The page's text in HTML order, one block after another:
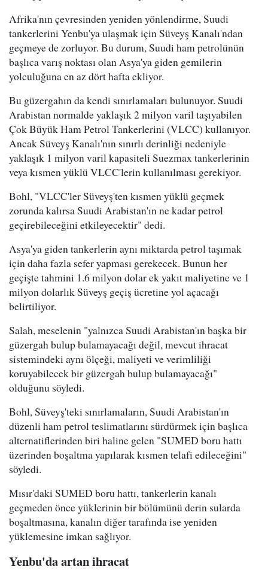
Afrika'nın çevresinden yeniden yönlendirme, Suudi
tankerlerini Yenbu'ya ulaşmak için Süveyş Kanalı'ndan
geçmeye de zorluyor. Bu durum, Suudi ham petrolünün
başlıca varış noktası olan Asya'ya giden gemilerin
yolculuğuna en az dört hafta ekliyor.
Bu güzergahın da kendi sınırlamaları bulunuyor. Suudi
Arabistan normalde yaklaşık 2 milyon varil taşıyabilen
Çok Büyük Ham Petrol Tankerlerini (VLCC) kullanıyor.
Ancak Süveyş Kanalı'nın sınırlı derinliği nedeniyle
yaklaşık 1 milyon varil kapasiteli Suezmax tankerlerinin
veya kısmen yüklü VLCC'lerin kullanılması gerekiyor.
Bohl, "VLCC'ler Süveyş'ten kısmen yüklü geçmek
zorunda kalırsa Suudi Arabistan'ın ne kadar petrol
geçirebileceğini etkileyecektir" dedi.
Asya'ya giden tankerlerin aynı miktarda petrol taşımak
için daha fazla sefer yapması gerekecek. Bunun her
geçişte tahmini 1.6 milyon dolar ek yakıt maliyetine ve 1
milyon dolarlık Süveyş geçiş ücretine yol açacağı
belirtiliyor.
Salah, meselenin "yalnızca Suudi Arabistan'ın başka bir
güzergah bulup bulamayacağı değil, mevcut ihracat
sistemindeki aynı ölçeği, maliyeti ve verimliliği
koruyabilecek bir güzergah bulup bulamayacağı"
olduğunu söyledi.
Bohl, Süveyş'teki sınırlamaların, Suudi Arabistan'ın
düzenli ham petrol teslimatlarını sürdürmek için başlıca
alternatiflerinden biri haline gelen "SUMED boru hattı
üzerinden boşaltma yapılarak kısmen telafi edileceğini"
söyledi.
Mısır'daki SUMED boru hattı, tankerlerin kanalı
geçmeden önce yüklerinin bir bölümünü derin sularda
boşaltmasına, kanalın diğer tarafında ise yeniden
yüklemesine imkan sağlıyor.
Yenbu'da artan ihracat